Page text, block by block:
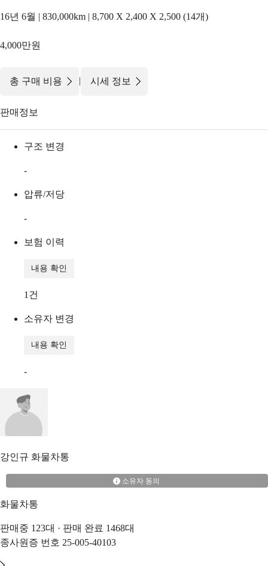
16년 6월 | 830,000km | 8,700 X 2,400 X 2,500 (14개)
4,000만원
총 구매 비용 | 시세 정보
판매정보
구조 변경
-
압류/저당
-
보험 이력
내용 확인
1 건
소유자 변경
내용 확인
-
강인규 화물차통
소유자 동의
화물차통
판매중 123대 · 판매 완료 1468대
종사원증 번호 25-005-40103